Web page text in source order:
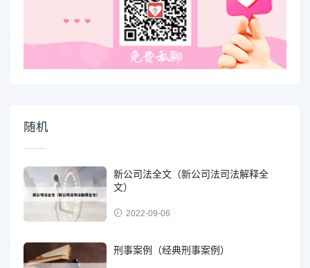
随机
新公司法全文（新公司法司法解释全
文）
2022-09-06
刑事案例（经典刑事案例）